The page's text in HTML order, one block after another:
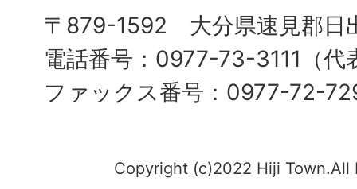
〒879-1592 大分県速見郡日
電話番号：0977-73-3111（代
ファックス番号：0977-72-
Copyright (c)2022 Hiji Town.All